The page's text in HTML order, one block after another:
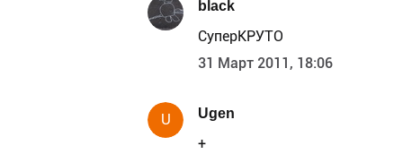
black
СуперКРУТО
31 Март 2011, 18:06
U Ugen
+